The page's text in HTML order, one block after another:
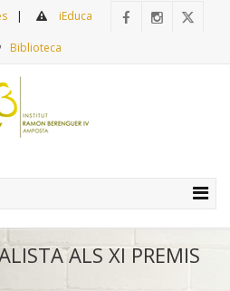
iEduca
Biblioteca
ALS XI PREMIS